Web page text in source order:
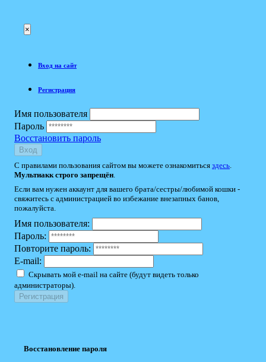
×
Вход на сайт
Регистрация
Имя пользователя
Пароль
Восстановить пароль
Вход
С правилами пользования сайтом вы можете ознакомиться здесь
Мультиакк строго запрещён
Если вам нужен аккаунт для вашего брата/сестры/любимой кошки -
свяжитесь с администрацией во избежание внезапных банов,
пожалуйста.
Имя пользователя:
Пароль:
Повторите пароль:
E-mail:
Скрывать мой e-mail на сайте (будут видеть только
администраторы).
Восстановление пароля